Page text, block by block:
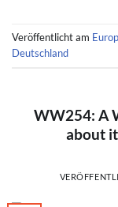
Veröffentlicht am
Deutschland
WW254: A
about